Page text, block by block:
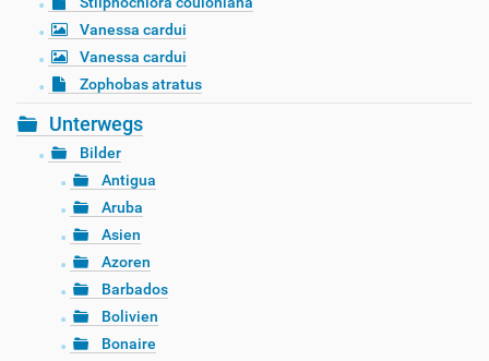
Vanessa cardui
Vanessa cardui
Zophobas atratus
Unterwegs
Bilder
Antigua
Aruba
Asien
Azoren
Barbados
Bolivien
Bonaire